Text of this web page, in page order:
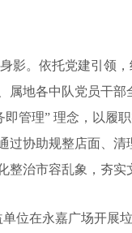
影。依托党建引领
地各中队党员干部
管理” 理念，以履
协助规整店面、
治市容乱象，夯实
位在永嘉广场开展